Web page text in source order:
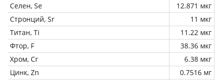
Селен, Se
12.871 мкг
Стронций, Sr
11 мкг
Титан, Ti
11.22 мкг
Фтор, F
38.36 мкг
Хром, Cr
6.38 мкг
Цинк, Zn
0.7516 мг